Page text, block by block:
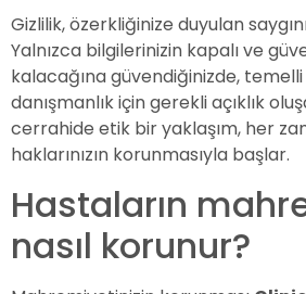
Gizlilik, özerkliğinize duyulan
Yalnızca bilgilerinizin kapalı ve
kalacağına güvendiğinizde,
danışmanlık için gerekli açıklık
cerrahide etik bir yaklaşım, her
haklarınızın korunmasıyla başlar.
Hastaların
nasıl korunur?